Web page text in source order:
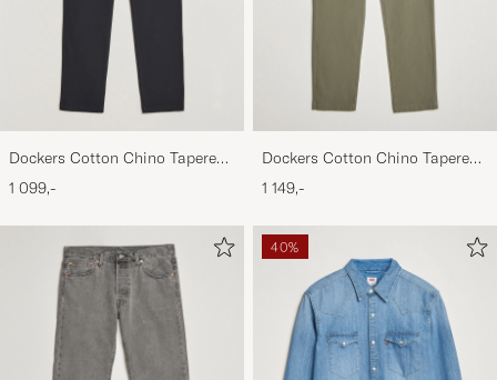
Dockers Cotton Chino Tapered
Black
1 099,-
Dockers Cotton Chino Tapered
Camo
1 149,-
40%